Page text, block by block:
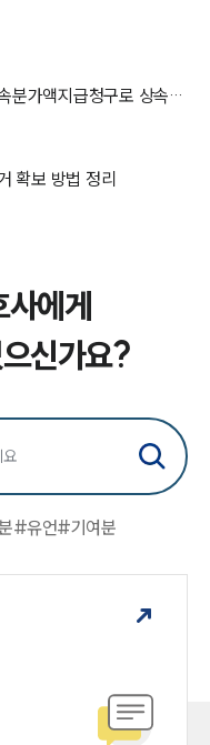
인지청구의소 | 생부·모 사망했어도 상속분가액지급청구로 상속권 되찾기
확보 방법 정리
사에게
신가요?
#유언#기여분